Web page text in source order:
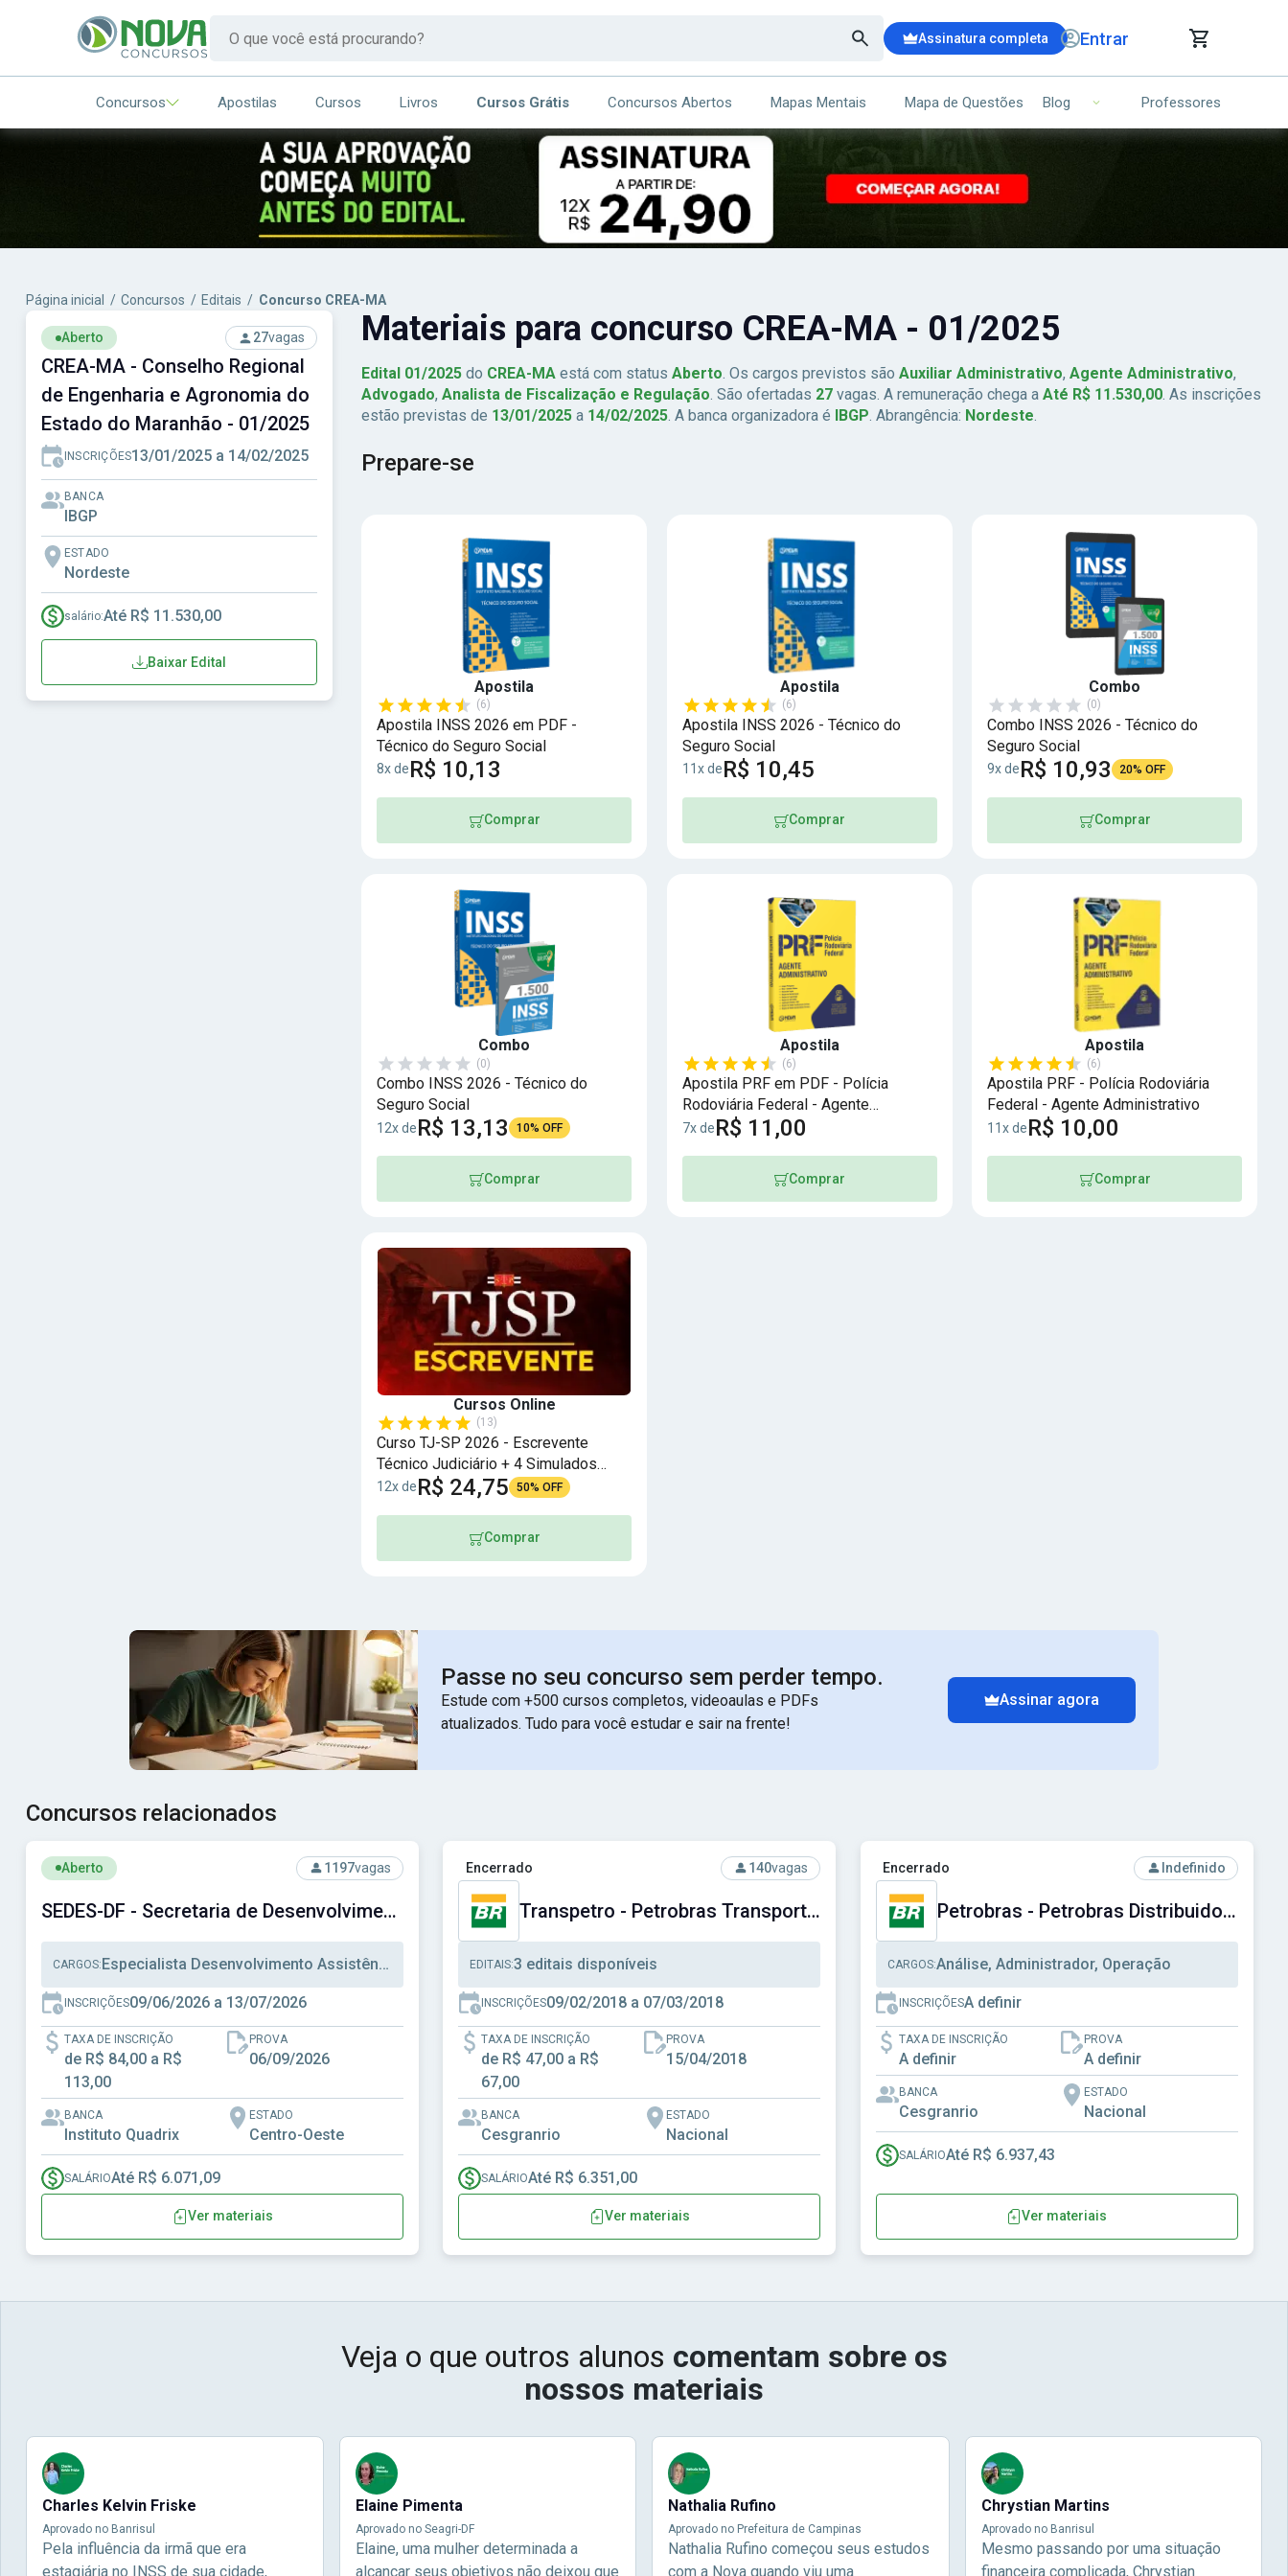
Assinatura completa Entrar
CARRINHO DE COMPRAS
ITENS (00)
Seu carrinho ainda está vazio.
Concursos Apostilas Cursos Livros Cursos Grátis Concursos Abertos Mapas Mentais Mapa de Questões Blog Professores
Página inicial / Concursos / Editais / Concurso CREA-MA
Aberto 27vagas
CREA-MA - Conselho Regional
de Engenharia e Agronomia do
Estado do Maranhão - 01/2025
INSCRIÇÕES13/01/2025 a 14/02/2025
BANCA
IBGP
ESTADO
Nordeste
salário:Até R$ 11.530,00
Baixar Edital
Materiais para concurso CREA-MA - 01/2025
Edital 01/2025 do CREA-MA está com status Aberto. Os cargos previstos são Auxiliar Administrativo, Agente Administrativo,
Advogado, Analista de Fiscalização e Regulação. São ofertadas 27 vagas. A remuneração chega a Até R$ 11.530,00. As inscrições
estão previstas de 13/01/2025 a 14/02/2025. A banca organizadora é IBGP. Abrangência: Nordeste.
Prepare-se
Apostila
(6)
Apostila INSS 2026 em PDF -
Técnico do Seguro Social
8x deR$ 10,13
Comprar
Apostila
(6)
Apostila INSS 2026 - Técnico do
Seguro Social
11x deR$ 10,45
Comprar
Combo
(0)
Combo INSS 2026 - Técnico do
Seguro Social
9x deR$ 10,93 20% OFF
Comprar
Combo
(0)
Combo INSS 2026 - Técnico do
Seguro Social
12x deR$ 13,13 10% OFF
Comprar
Apostila
(6)
Apostila PRF em PDF - Polícia
Rodoviária Federal - Agente
Administrativo
7x deR$ 11,00
Comprar
Apostila
(6)
Apostila PRF - Polícia Rodoviária
Federal - Agente Administrativo
11x deR$ 10,00
Comprar
Cursos Online
(13)
Curso TJ-SP 2026 - Escrevente
Técnico Judiciário + 4 Simulados
Bônus
12x deR$ 24,75 50% OFF
Comprar
Passe no seu concurso sem perder tempo.
Estude com +500 cursos completos, videoaulas e PDFs
atualizados. Tudo para você estudar e sair na frente!
Assinar agora
Concursos relacionados
Ver concurso: SEDES-DF - Secretaria de Desenvolvimento Social do Distrito Federal
Aberto 1197vagas
SEDES-DF - Secretaria de Desenvolvimento Social do Distrito Federal
CARGOS: Especialista Desenvolvimento Assistência Social, Técnico Desenvolvimento Assistência Social, Administração
INSCRIÇÕES09/06/2026 a 13/07/2026
TAXA DE INSCRIÇÃO
de R$ 84,00 a R$
113,00
PROVA
06/09/2026
BANCA
Instituto Quadrix
ESTADO
Centro-Oeste
SALÁRIOAté R$ 6.071,09
Ver materiais
Ver concurso: Transpetro - Petrobras Transporte S.A.
Encerrado 140vagas
Transpetro - Petrobras Transporte S.A.
EDITAIS:3 editais disponíveis
INSCRIÇÕES09/02/2018 a 07/03/2018
TAXA DE INSCRIÇÃO
de R$ 47,00 a R$
67,00
PROVA
15/04/2018
BANCA
Cesgranrio
ESTADO
Nacional
SALÁRIOAté R$ 6.351,00
Ver materiais
Ver concurso: Petrobras - Petrobras Distribuidora S.A.
Encerrado Indefinido
Petrobras - Petrobras Distribuidora S.A.
CARGOS:Análise, Administrador, Operação
INSCRIÇÕESA definir
TAXA DE INSCRIÇÃO
A definir
PROVA
A definir
BANCA
Cesgranrio
ESTADO
Nacional
SALÁRIOAté R$ 6.937,43
Ver materiais
Veja o que outros alunos comentam sobre os
nossos materiais
Charles Kelvin Friske
Aprovado no Banrisul
Pela influência da irmã que era
estagiária no INSS de sua cidade,
Elaine Pimenta
Aprovado no Seagri-DF
Elaine, uma mulher determinada a
alcançar seus objetivos não deixou que
Nathalia Rufino
Aprovado no Prefeitura de Campinas
Nathalia Rufino começou seus estudos
com a Nova quando viu uma
Chrystian Martins
Aprovado no Banrisul
Mesmo passando por uma situação
financeira complicada, Chrystian